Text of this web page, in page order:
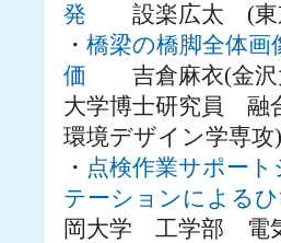
発 設楽広太 (東京
・ 橋梁の橋脚全体画
価 吉倉麻衣(金沢
大学博士研究員 融
環境デザイン学専
・ 点検作業サポー
テーションによる
岡大学 工学部 電